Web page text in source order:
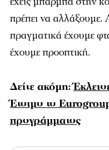
πραγματικά έχουμε
έχουμε προοπτική.
Δείτε ακόμη:
προγράμματος